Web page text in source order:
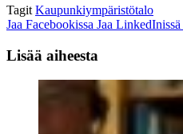
Tagit Kaupunkiympäristötalo
Jaa Facebookissa Jaa LinkedInissä
Lisää aiheesta